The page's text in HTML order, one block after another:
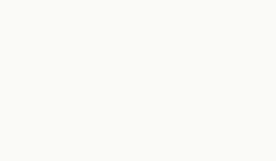
dt_Nascimento, cd_Sexo,